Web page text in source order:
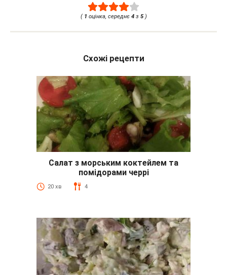
( 1 оцінка, середнє 4з 5)
Схожі рецепти
Салат з морським коктейлем та
помідорами черрі
20 хв 4